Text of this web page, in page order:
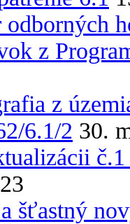
z
z
6.1/2 30.
šťastný